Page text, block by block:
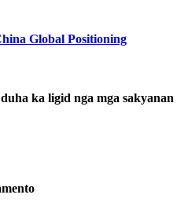
Global Positioning
ka ligid nga mga sakyanan